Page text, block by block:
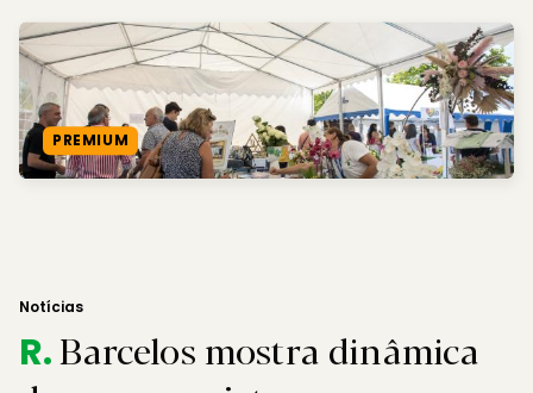
PREMIUM
Notícias
R.Barcelos mostra dinâmica